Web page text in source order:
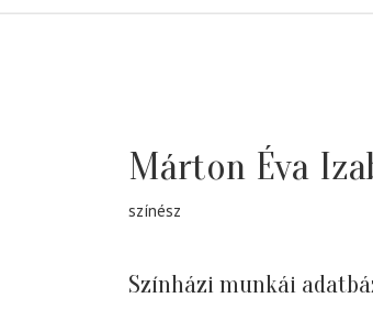
Márton Éva
színész
Színházi munkái